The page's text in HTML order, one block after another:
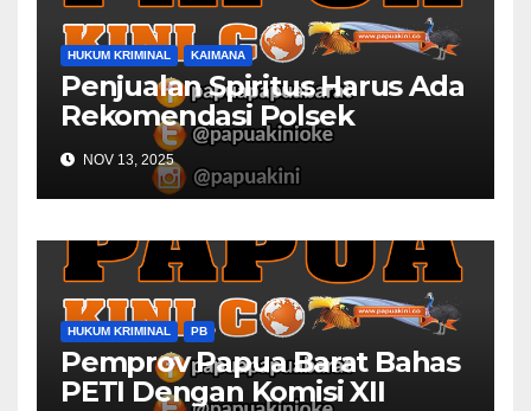
HUKUM KRIMINAL KAIMANA
Penjualan Spiritus Harus Ada
Rekomendasi Polsek
Kaimana
NOV 13, 2025
HUKUM KRIMINAL PB
Pemprov Papua Barat Bahas
PETI Dengan Komisi XII